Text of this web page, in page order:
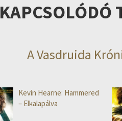
KAPCSOLÓDÓ
A Vasdruida
Kevin Hearne: Hammered
– Elkalapálva